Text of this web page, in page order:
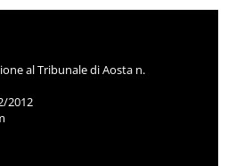
al Tribunale di Aosta n.
2012